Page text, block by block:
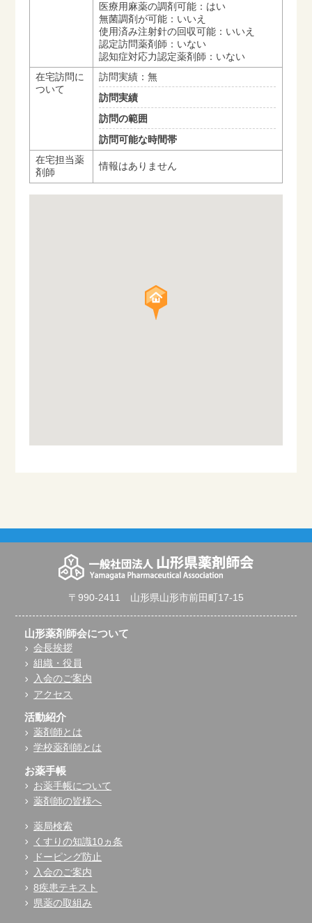
医療用麻薬の調剤可能：はい
無菌調剤が可能：いいえ
使用済み注射針の回収可能：いいえ
認定訪問薬剤師：いない
認知症対応力認定薬剤師：いない
在宅訪問に
ついて
訪問実績：無
訪問実績
訪問の範囲
訪問可能な時間帯
在宅担当薬
剤師
情報はありません
〒990-2411 山形県山形市前田町17-15
山形薬剤師会について
会長挨拶
組織・役員
入会のご案内
アクセス
活動紹介
薬剤師とは
学校薬剤師とは
お薬手帳
お薬手帳について
薬剤師の皆様へ
薬局検索
くすりの知識10ヵ条
ドーピング防止
入会のご案内
8疾患テキスト
県薬の取組み